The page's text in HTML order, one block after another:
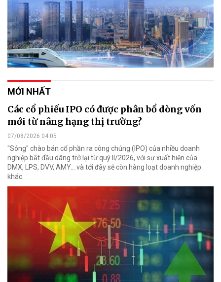
MỚI NHẤT
Các cổ phiếu IPO có được phân bổ dòng vốn
mới từ nâng hạng thị trường?
07/08/2026 04:05
"Sóng" chào bán cổ phần ra công chúng (IPO) của nhiều doanh
nghiệp bắt đầu dâng trở lại từ quý II/2026, với sự xuất hiện của
DMX, LPS, DVV, AMY... và tới đây sẽ còn hàng loạt doanh nghiệp
khác.